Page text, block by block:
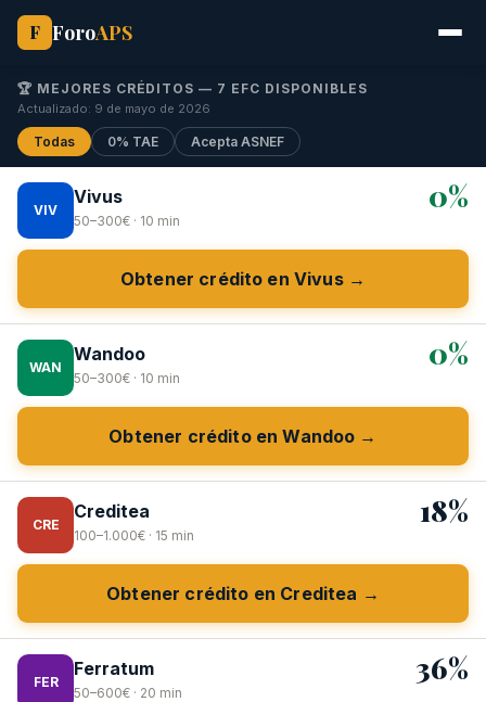
F ForoAPS
🏆 MEJORES CRÉDITOS — 7 EFC DISPONIBLES
Actualizado: 9 de mayo de 2026
Todas 0% TAE Acepta ASNEF
VIV
Vivus
50–300€ · 10 min
0%
Obtener crédito en Vivus →
WAN
Wandoo
50–300€ · 10 min
0%
Obtener crédito en Wandoo →
CRE
Creditea
100–1.000€ · 15 min
18%
Obtener crédito en Creditea →
FER
Ferratum
50–600€ · 20 min
36%